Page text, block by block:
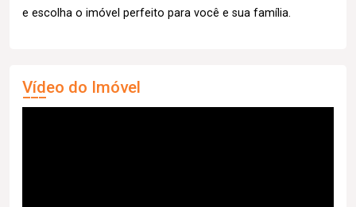
e escolha o imóvel perfeito para você e sua família.
Vídeo do Imóvel